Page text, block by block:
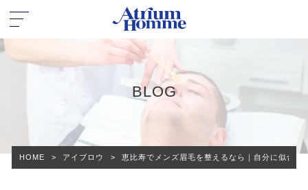
BLOG
HOME > アイブロウ > 恵比寿でメンズ眉毛を整えるなら｜自分に似合